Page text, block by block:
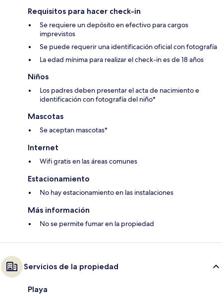
Requisitos para hacer check-in
Se requiere un depósito en efectivo para cargos
imprevistos
Se puede requerir una identificación oficial con fotografía
La edad mínima para realizar el check-in es de 18 años
Niños
Los padres deben presentar el acta de nacimiento e
identificación con fotografía del niño*
Mascotas
Se aceptan mascotas*
Internet
Wifi gratis en las áreas comunes
Estacionamiento
No hay estacionamiento en las instalaciones
Más información
No se permite fumar en la propiedad
Servicios de la propiedad
Playa